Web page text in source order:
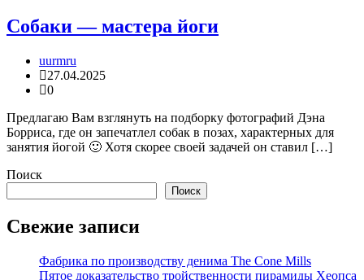
Собаки — мастера йоги
uurmru
27.04.2025
0
Предлагаю Вам взглянуть на подборку фотографий Дэна
Борриса, где он запечатлел собак в позах, характерных для
занятия йогой 🙂 Хотя скорее своей задачей он ставил […]
Поиск
Поиск
Свежие записи
Фабрика по производству денима The Cone Mills
Пятое доказательство тройственности пирамиды Хеопса